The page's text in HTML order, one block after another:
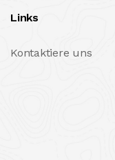
Links
Kontaktiere uns